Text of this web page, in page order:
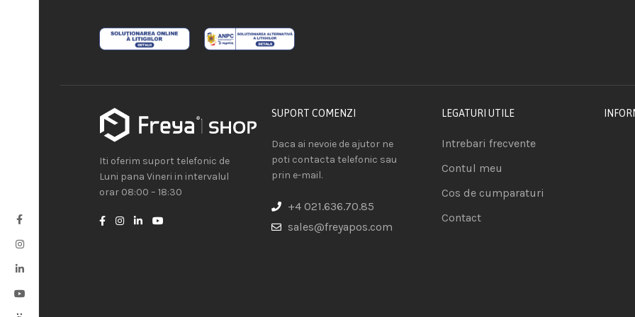
Iti oferim suport telefonic de
Luni pana Vineri in intervalul
orar 08:00 – 18:30
SUPORT COMENZI
Daca ai nevoie de ajutor ne
poti contacta telefonic sau
prin e-mail.
+4 021.636.70.85
sales@freyapos.com
LEGATURI UTILE
Intrebari frecvente
Contul meu
Cos de cumparaturi
Contact